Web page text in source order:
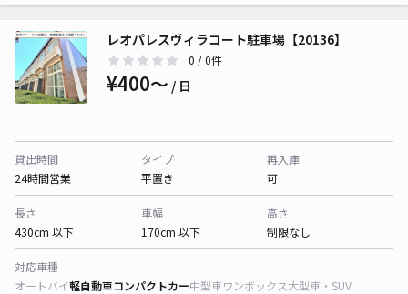
レオパレスヴィラコート駐車場【20136】
0 / 0件
¥400〜 / 日
貸出時間
24時間営業
タイプ
平置き
再入庫
可
長さ
430cm 以下
車幅
170cm 以下
高さ
制限なし
対応車種
オートバイ軽自動車コンパクトカー中型車ワンボックス大型車・SUV